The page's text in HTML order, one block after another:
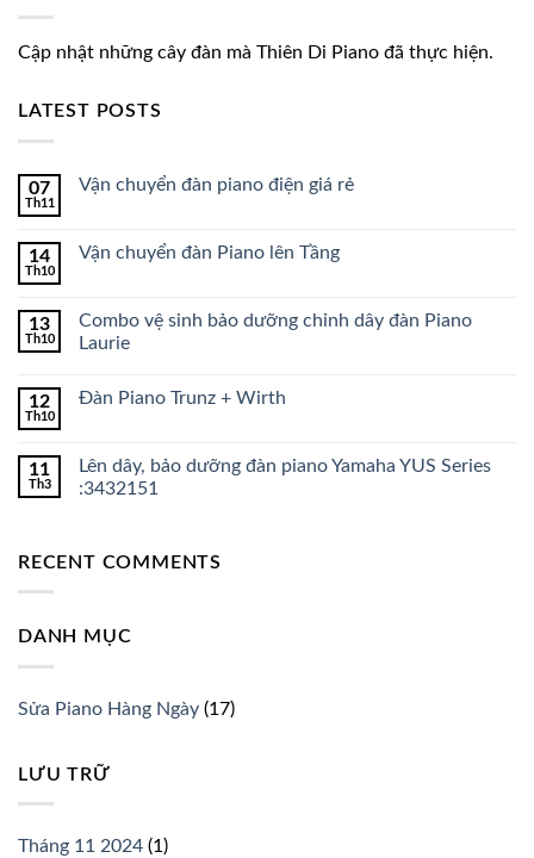
Cập nhật những cây đàn mà Thiên Di Piano đã thực hiện.
LATEST POSTS
07
Th11
Vận chuyển đàn piano điện giá rẻ
14
Th10
Vận chuyển đàn Piano lên Tầng
13
Th10
Combo vệ sinh bảo dưỡng chỉnh dây đàn Piano
Laurie
12
Th10
Đàn Piano Trunz + Wirth
11
Th3
Lên dây, bảo dưỡng đàn piano Yamaha YUS Series
:3432151
RECENT COMMENTS
DANH MỤC
Sửa Piano Hàng Ngày (17)
LƯU TRỮ
Tháng 11 2024 (1)